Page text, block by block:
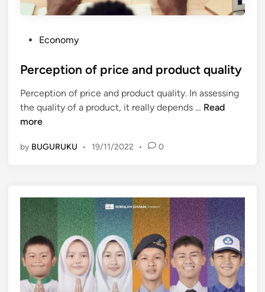
s
e
d
i
Economy
Perception of price and product quality
Perception of price and product quality. In assessing
the quality of a product, it really depends … P
i
o
n
o
f
Read
more
by BUGURUKU • 19/11/2022 • 0